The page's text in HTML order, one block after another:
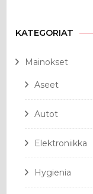
KATEGORIAT
Mainokset
Aseet
Autot
Elektroniikka
Hygienia